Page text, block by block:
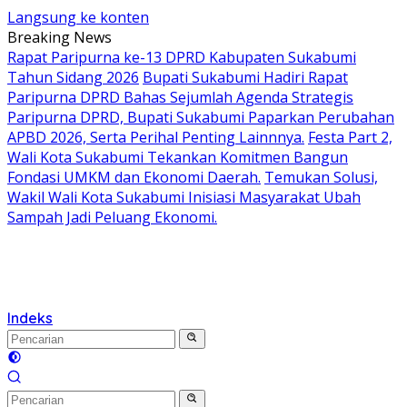
Langsung ke konten
Breaking News
Rapat Paripurna ke-13 DPRD Kabupaten Sukabumi
Tahun Sidang 2026 Bupati Sukabumi Hadiri Rapat
Paripurna DPRD Bahas Sejumlah Agenda Strategis
Paripurna DPRD, Bupati Sukabumi Paparkan Perubahan
APBD 2026, Serta Perihal Penting Lainnnya. Festa Part 2,
Wali Kota Sukabumi Tekankan Komitmen Bangun
Fondasi UMKM dan Ekonomi Daerah. Temukan Solusi,
Wakil Wali Kota Sukabumi Inisiasi Masyarakat Ubah
Sampah Jadi Peluang Ekonomi.
Indeks